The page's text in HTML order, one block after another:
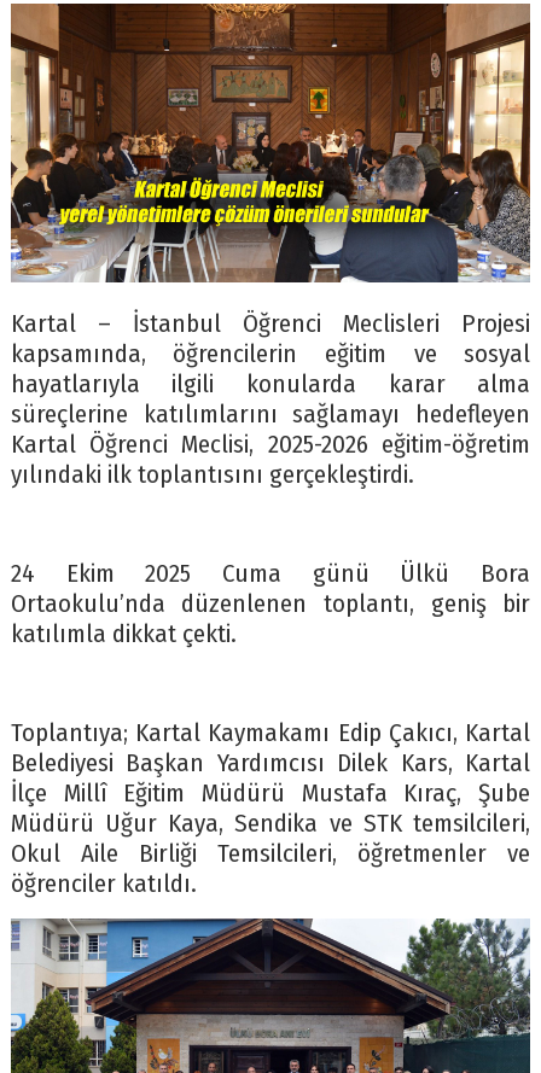
Kartal – İstanbul Öğrenci Meclisleri Projesi
kapsamında, öğrencilerin eğitim ve sosyal
hayatlarıyla ilgili konularda karar alma
süreçlerine katılımlarını sağlamayı hedefleyen
Kartal Öğrenci Meclisi, 2025-2026 eğitim-öğretim
yılındaki ilk toplantısını gerçekleştirdi.
24 Ekim 2025 Cuma günü Ülkü Bora
Ortaokulu’nda düzenlenen toplantı, geniş bir
katılımla dikkat çekti.
Toplantıya; Kartal Kaymakamı Edip Çakıcı, Kartal
Belediyesi Başkan Yardımcısı Dilek Kars, Kartal
İlçe Millî Eğitim Müdürü Mustafa Kıraç, Şube
Müdürü Uğur Kaya, Sendika ve STK temsilcileri,
Okul Aile Birliği Temsilcileri, öğretmenler ve
öğrenciler katıldı.